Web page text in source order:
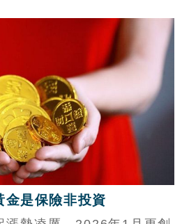
，台股融資餘額單日銳減
單日最大降幅，顯示散戶
市場震盪劇烈，網友憂心過
面臨被迫賣房救股的窘
槓桿資金退潮後的房市連
心與潛在系統性風險的關
是保險非投資